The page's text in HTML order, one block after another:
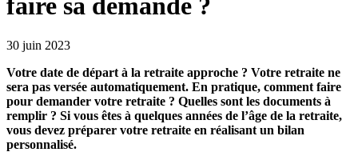
faire sa demande ?
30 juin 2023
Votre date de départ à la retraite approche ? Votre retraite ne
sera pas versée automatiquement. En pratique, comment faire
pour demander votre retraite ? Quelles sont les documents à
remplir ? Si vous êtes à quelques années de l’âge de la retraite,
vous devez préparer votre retraite en réalisant un bilan
personnalisé.